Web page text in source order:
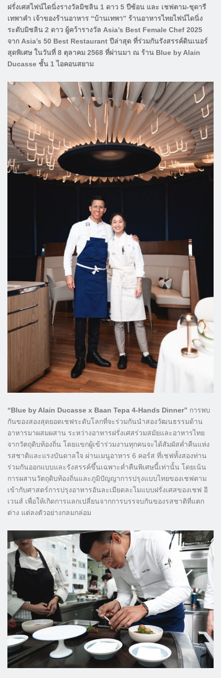
ฝรั่งเศสไฟน์ไดนิ่งรางวัลมิชลิน 1 ดาว 5 ปีซ้อน และ เชฟตาม-ชุดารี
เทพาคำ เจ้าของร้านอาหาร “บ้านเทพา” ร้านอาหารไทยไฟน์ไดนิ่ง
ระดับมิชลิน 2 ดาว ผู้คว้ารางวัล Asia’s Best Female Chef 2025
จาก Asia’s 50 Best Restaurant ปีล่าสุด ที่ร่วมกันรังสรรค์ดินเนอร์
สุดพิเศษ ในวันที่ 8 ตุลาคม 2568 ที่ผ่านมา ณ ร้าน Blue by Alain
Ducasse ชั้น 1 ไอคอนสยาม
“Blue by Alain Ducasse x Baan Tepa 4-Hands Dinner” การพบ
กันของสองสุดยอดเชฟระดับโลกที่จะร่วมกันนำสองวัฒนธรรมด้าน
อาหารมาผสมผสาน ระหว่างอาหารฝรั่งเศสร่วมสมัยและอาหารไทย
จากวัตถุดิบท้องถิ่น โดยแขกผู้เข้าร่วมงานทุกคนจะได้สัมผัสค่ำคืนแห่ง
รสชาติและแรงบันดาลใจ ผ่านเมนูอาหาร 6 คอร์ส ที่เชฟทั้งสองท่าน
ร่วมกันออกแบบและรังสรรค์ขึ้นเฉพาะค่ำคืนพิเศษนี้เท่านั้น โดยเน้น
การผสานวัตถุดิบท้องถิ่นและภูมิปัญญาการปรุงแบบไทยของเชฟตาม
เข้ากับศาสตร์การปรุงอาหารอันละเมียดละไมแบบฝรั่งเศสของเชฟ อี
เวนส์ เพื่อให้เกิดการแลกเปลี่ยนจากการบรรจบกันของรสชาติที่แตก
ต่าง แต่ลงตัวอย่างกลมกล่อม